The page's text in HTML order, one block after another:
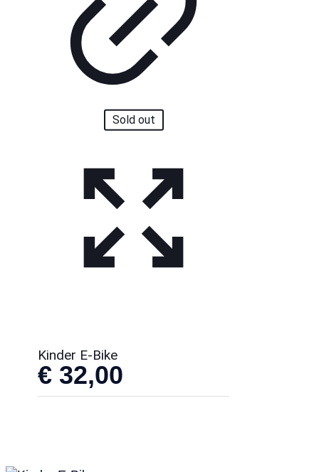
Sold out
Kinder E-Bike
€ 32,00